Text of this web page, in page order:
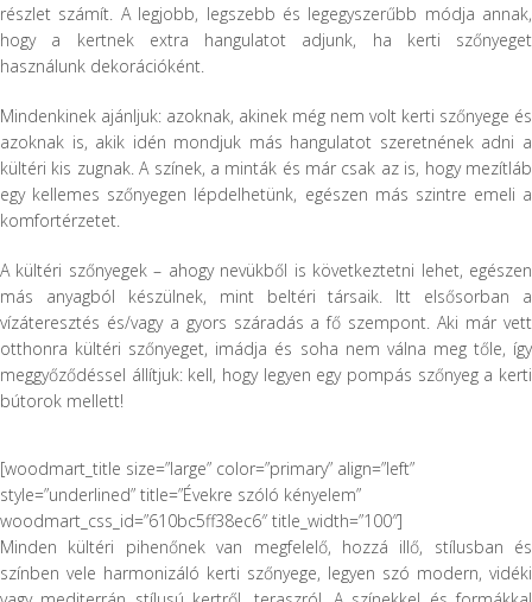
részlet számít. A legjobb, legszebb és legegyszerűbb módja annak,
hogy a kertnek extra hangulatot adjunk, ha kerti szőnyeget
használunk dekorációként.
Mindenkinek ajánljuk: azoknak, akinek még nem volt kerti szőnyege és
azoknak is, akik idén mondjuk más hangulatot szeretnének adni a
kültéri kis zugnak. A színek, a minták és már csak az is, hogy mezítláb
egy kellemes szőnyegen lépdelhetünk, egészen más szintre emeli a
komfortérzetet.
A kültéri szőnyegek – ahogy nevükből is következtetni lehet, egészen
más anyagból készülnek, mint beltéri társaik. Itt elsősorban a
vízáteresztés és/vagy a gyors száradás a fő szempont. Aki már vett
otthonra kültéri szőnyeget, imádja és soha nem válna meg tőle, így
meggyőződéssel állítjuk: kell, hogy legyen egy pompás szőnyeg a kerti
bútorok mellett!
[woodmart_title size=”large” color=”primary” align=”left”
style=”underlined” title=”Évekre szóló kényelem”
woodmart_css_id=”610bc5ff38ec6″ title_width=”100″]
Minden kültéri pihenőnek van megfelelő, hozzá illő, stílusban és
színben vele harmonizáló kerti szőnyege, legyen szó modern, vidéki